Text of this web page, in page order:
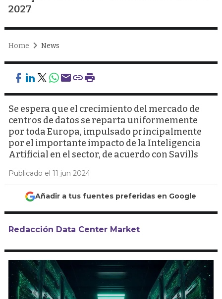
2027
Home News
Se espera que el crecimiento del mercado de
centros de datos se reparta uniformemente
por toda Europa, impulsado principalmente
por el importante impacto de la Inteligencia
Artificial en el sector, de acuerdo con Savills
Publicado el 11 jun 2024
Añadir a tus fuentes preferidas en Google
Redacción Data Center Market